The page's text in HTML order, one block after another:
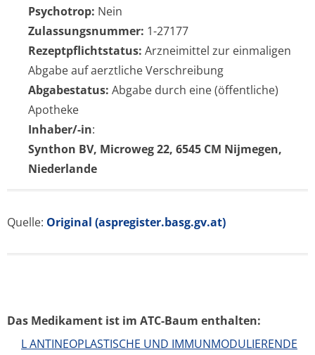
Psychotrop: Nein
Zulassungsnummer: 1-27177
Rezeptpflichtstatus: Arzneimittel zur einmaligen
Abgabe auf aerztliche Verschreibung
Abgabestatus: Abgabe durch eine (öffentliche)
Apotheke
Inhaber/-in:
Synthon BV, Microweg 22, 6545 CM Nijmegen,
Niederlande
Quelle: Original (aspregister.basg.gv.at)
Das Medikament ist im ATC-Baum enthalten:
L ANTINEOPLASTISCHE UND IMMUNMODULIERENDE